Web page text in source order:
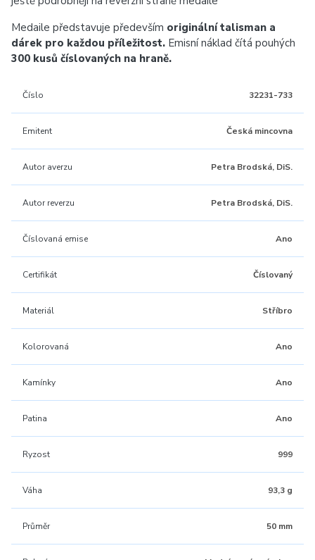
Medaile představuje především originální talisman a
dárek pro každou příležitost. Emisní náklad čítá pouhých
300 kusů číslovaných na hraně.
Číslo 32231-733
Emitent Česká mincovna
Autor averzu Petra Brodská, DiS.
Autor reverzu Petra Brodská, DiS.
Číslovaná emise Ano
Certifikát Číslovaný
Materiál Stříbro
Kolorovaná Ano
Kamínky Ano
Patina Ano
Ryzost 999
Váha 93,3 g
Průměr 50 mm